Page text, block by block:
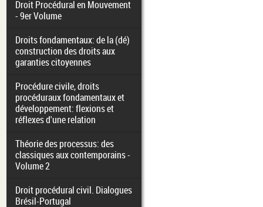
Droit Procédural en Mouvement
- 9er Volume
Droits fondamentaux: de la (dé)
construction des droits aux
garanties citoyennes
Procédure civile, droits
procéduraux fondamentaux et
développement: flexions et
réflexes d'une relation
Théorie des processus: des
classiques aux contemporains -
Volume 2
Droit procédural civil. Dialogues
Brésil-Portugal